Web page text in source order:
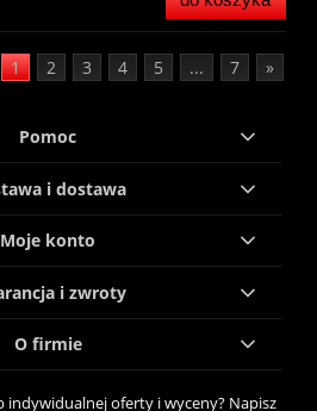
1 2 3 4 5 ... 7 »
Pomoc
i dostawa
Moje konto
i zwroty
O firmie
indywidualnej oferty i wyceny? Napisz